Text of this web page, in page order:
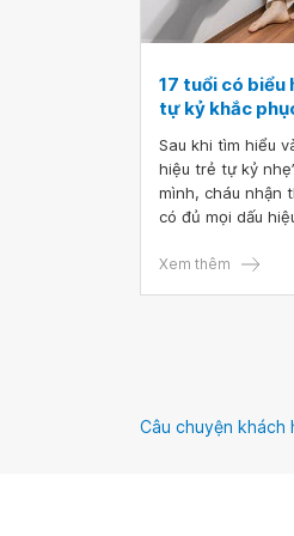
17 tuổi có biểu
tự kỷ khắc
Sau khi tìm hiểu
hiệu trẻ tự kỷ
mình, cháu nhận
có đủ mọi dấu
Xem thêm
Câu chuyện khách